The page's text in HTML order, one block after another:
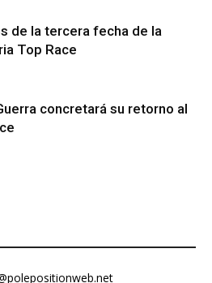
de la tercera fecha de la
Top Race
concretará su retorno al